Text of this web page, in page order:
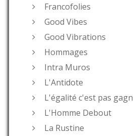
Francofolies
Good Vibes
Good Vibrations
Hommages
Intra Muros
L'Antidote
L'égalité c'est pas
L'Homme Debout
La Rustine